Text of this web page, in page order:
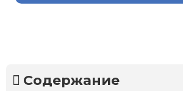
Содержание